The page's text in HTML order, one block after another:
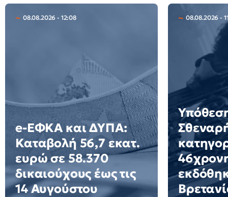
08.08.2026 - 12:08
e-ΕΦΚΑ και ΔΥΠΑ:
Καταβολή 56,7 εκατ.
ευρώ σε 58.370
δικαιούχους έως τις
14 Αυγούστου
08.08.2026 -